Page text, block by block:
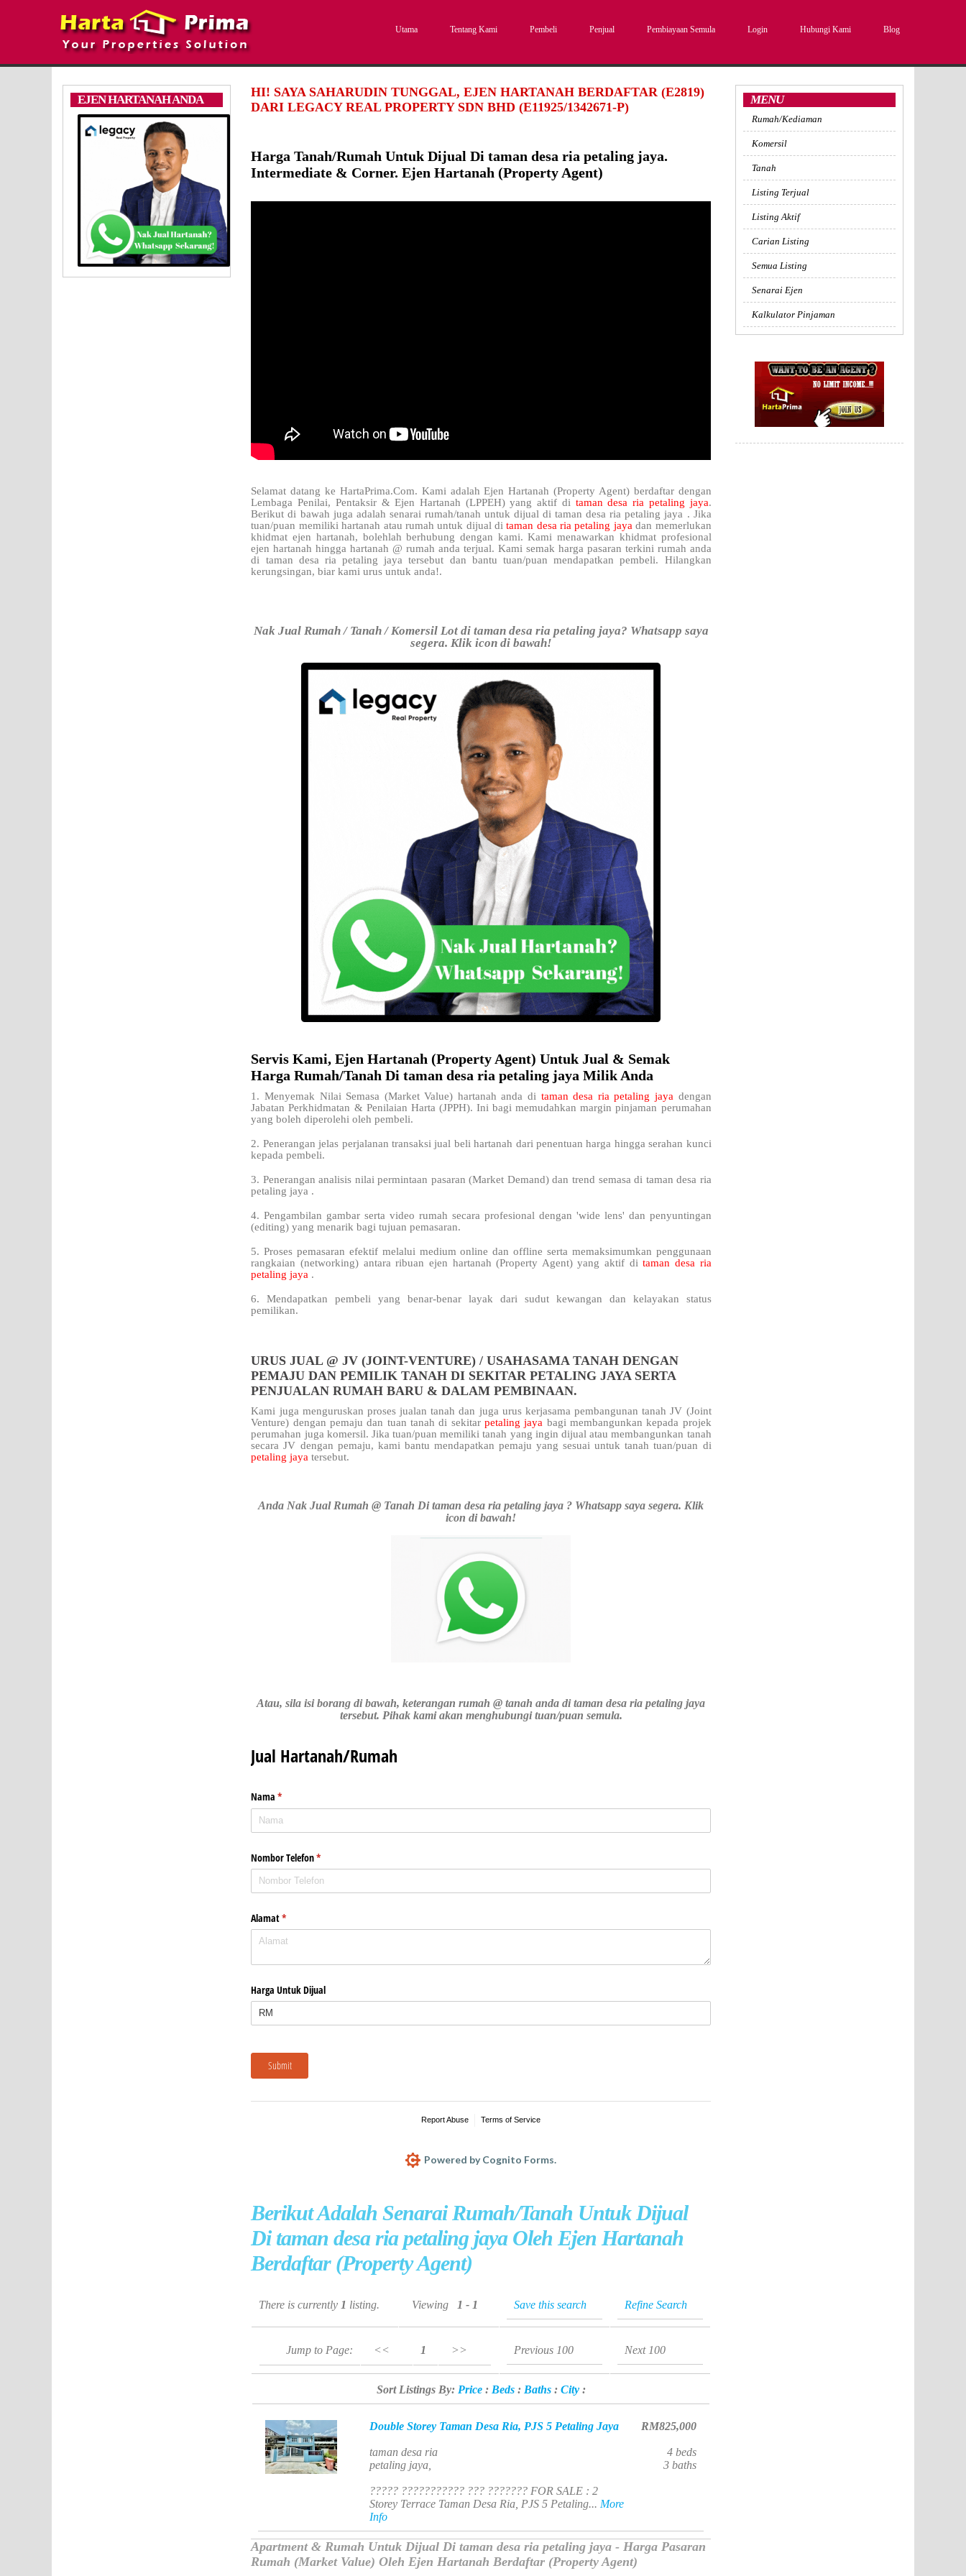
Utama Tentang Kami Pembeli Penjual Pembiayaan Semula Login Hubungi Kami Blog
EJEN HARTANAH ANDA
HI! SAYA SAHARUDIN TUNGGAL, EJEN HARTANAH BERDAFTAR (E2819)
DARI LEGACY REAL PROPERTY SDN BHD (E11925/1342671-P)
Harga Tanah/Rumah Untuk Dijual Di taman desa ria petaling jaya.
Intermediate & Corner. Ejen Hartanah (Property Agent)
Selamat datang ke HartaPrima.Com. Kami adalah Ejen Hartanah (Property Agent) berdaftar dengan
Lembaga Penilai, Pentaksir & Ejen Hartanah (LPPEH) yang aktif di taman desa ria petaling jaya.
Berikut di bawah juga adalah senarai rumah/tanah untuk dijual di taman desa ria petaling jaya . Jika
tuan/puan memiliki hartanah atau rumah untuk dijual ditaman desa ria petaling jayadan memerlukan
khidmat ejen hartanah, bolehlah berhubung dengan kami. Kami menawarkan khidmat profesional
ejen hartanah hingga hartanah @ rumah anda terjual. Kami semak harga pasaran terkini rumah anda
di taman desa ria petaling jaya tersebut dan bantu tuan/puan mendapatkan pembeli. Hilangkan
kerungsingan, biar kami urus untuk anda!.
Nak Jual Rumah / Tanah / Komersil Lot di taman desa ria petaling jaya? Whatsapp saya
segera. Klik icon di bawah!
Servis Kami, Ejen Hartanah (Property Agent) Untuk Jual & Semak
Harga Rumah/Tanah Di taman desa ria petaling jaya Milik Anda
1. Menyemak Nilai Semasa (Market Value) hartanah anda di taman desa ria petaling jaya dengan
Jabatan Perkhidmatan & Penilaian Harta (JPPH). Ini bagi memudahkan margin pinjaman perumahan
yang boleh diperolehi oleh pembeli.
2. Penerangan jelas perjalanan transaksi jual beli hartanah dari penentuan harga hingga serahan kunci
kepada pembeli.
3. Penerangan analisis nilai permintaan pasaran (Market Demand) dan trend semasa di taman desa ria
petaling jaya .
4. Pengambilan gambar serta video rumah secara profesional dengan 'wide lens' dan penyuntingan
(editing) yang menarik bagi tujuan pemasaran.
5. Proses pemasaran efektif melalui medium online dan offline serta memaksimumkan penggunaan
rangkaian (networking) antara ribuan ejen hartanah (Property Agent) yang aktif ditaman desa ria
petaling jaya .
6. Mendapatkan pembeli yang benar-benar layak dari sudut kewangan dan kelayakan status
pemilikan.
URUS JUAL @ JV (JOINT-VENTURE) / USAHASAMA TANAH DENGAN
PEMAJU DAN PEMILIK TANAH DI SEKITAR PETALING JAYA SERTA
PENJUALAN RUMAH BARU & DALAM PEMBINAAN.
Kami juga menguruskan proses jualan tanah dan juga urus kerjasama pembangunan tanah JV (Joint
Venture) dengan pemaju dan tuan tanah di sekitar petaling jaya bagi membangunkan kepada projek
perumahan juga komersil. Jika tuan/puan memiliki tanah yang ingin dijual atau membangunkan tanah
secara JV dengan pemaju, kami bantu mendapatkan pemaju yang sesuai untuk tanah tuan/puan di
petaling jayatersebut.
Anda Nak Jual Rumah @ Tanah Di taman desa ria petaling jaya ? Whatsapp saya segera. Klik
icon di bawah!
Atau, sila isi borang di bawah, keterangan rumah @ tanah anda di taman desa ria petaling jaya
tersebut. Pihak kami akan menghubungi tuan/puan semula.
Berikut Adalah Senarai Rumah/Tanah Untuk Dijual
Di taman desa ria petaling jaya Oleh Ejen Hartanah
Berdaftar (Property Agent)
There is currently 1 listing. Viewing 1 - 1 Save this search Refine Search
Jump to Page: << 1 >> Previous 100 Next 100
Sort Listings By: Price: Beds: Baths: City:
Double Storey Taman Desa Ria, PJS 5 Petaling Jaya
taman desa ria
petaling jaya,
????? ??????????? ??? ??????? FOR SALE : 2
Storey Terrace Taman Desa Ria, PJS 5 Petaling... More
Info
RM825,000
4 beds
3 baths
Apartment & Rumah Untuk Dijual Di taman desa ria petaling jaya - Harga Pasaran
Rumah (Market Value) Oleh Ejen Hartanah Berdaftar (Property Agent)
MENU
Rumah/Kediaman
Komersil
Tanah
Listing Terjual
Listing Aktif
Carian Listing
Semua Listing
Senarai Ejen
Kalkulator Pinjaman